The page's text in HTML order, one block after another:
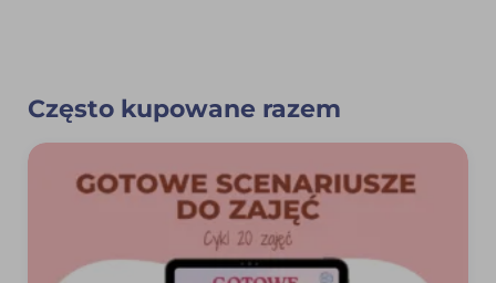
Często kupowane razem